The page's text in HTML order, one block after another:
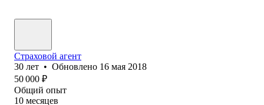
Страховой агент
30 лет • Обновлено 16 мая 2018
50 000 ₽
Общий опыт
10 месяцев